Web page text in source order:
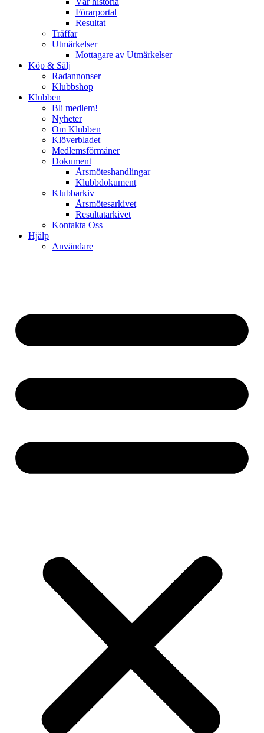
Förarportal
Resultat
Träffar
Utmärkelser
Mottagare av Utmärkelser
Köp & Sälj
Radannonser
Klubbshop
Klubben
Bli medlem!
Nyheter
Om Klubben
Klöverbladet
Medlemsförmåner
Dokument
Årsmöteshandlingar
Klubbdokument
Klubbarkiv
Årsmötesarkivet
Resultatarkivet
Kontakta Oss
Hjälp
Användare